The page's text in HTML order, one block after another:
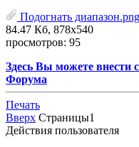
Подогнать диапазон.png
84.47 Кб, 878x540
просмотров: 95
Здесь Вы можете внести
Форума
Печать
Вверх Страницы1
Действия пользователя